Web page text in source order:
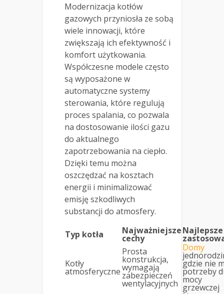
Modernizacja kotłów
gazowych przyniosła ze sobą
wiele innowacji, które
zwiększają ich efektywność i
komfort użytkowania.
Współczesne modele często
są wyposażone w
automatyczne systemy
sterowania, które regulują
proces spalania, co pozwala
na dostosowanie ilości gazu
do aktualnego
zapotrzebowania na ciepło.
Dzięki temu można
oszczędzać na kosztach
energii i minimalizować
emisję szkodliwych
substancji do atmosfery.
Typ kotła Najważniejsze
cechy
Najlepsze
Kotły
atmosferyczne
Prosta
konstrukcja,
wymagają
zabezpieczeń
wentylacyjnych
Domy
gdzie nie
potrzeby
mocy
grzewczej